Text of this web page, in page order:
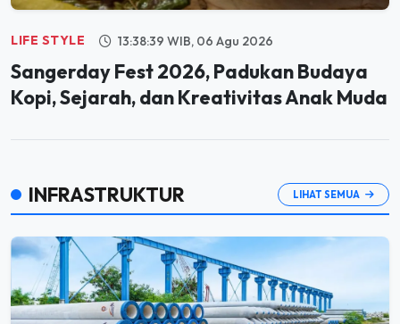
LIFE STYLE 13:38:39 WIB, 06 Agu 2026
Sangerday Fest 2026, Padukan Budaya
Kopi, Sejarah, dan Kreativitas Anak Muda